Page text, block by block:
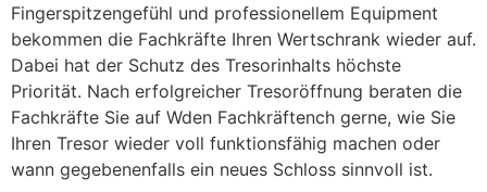
Fingerspitzengefühl und professionellem Equipment
bekommen die Fachkräfte Ihren Wertschrank wieder auf.
Dabei hat der Schutz des Tresorinhalts höchste
Priorität. Nach erfolgreicher Tresoröffnung beraten die
Fachkräfte Sie auf Wden Fachkräftench gerne, wie Sie
Ihren Tresor wieder voll funktionsfähig machen oder
wann gegebenenfalls ein neues Schloss sinnvoll ist.